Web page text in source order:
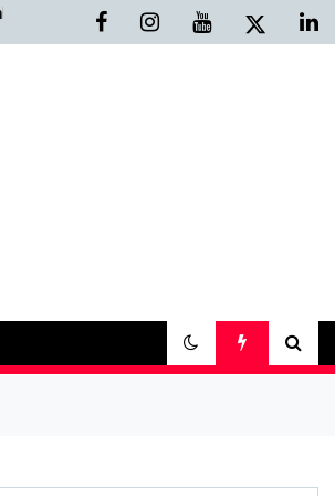
Cetak Buku Yasin Online